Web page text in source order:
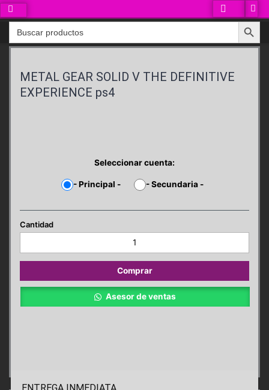
Ir
al
contenido
Search
for:
Search Button
METAL GEAR SOLID V THE DEFINITIVE
EXPERIENCE ps4
Seleccionar cuenta:
-Principal - -Secundaria-
METAL
SOLID
THE
DEFINITIVE
EXPERIENCE
Comprar
Asesor de ventas